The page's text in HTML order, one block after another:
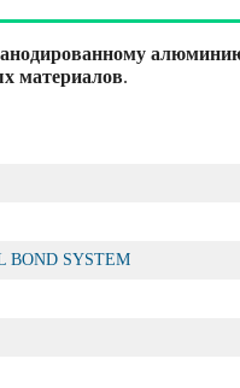
анодированному
материалов.
BOND SYSTEM